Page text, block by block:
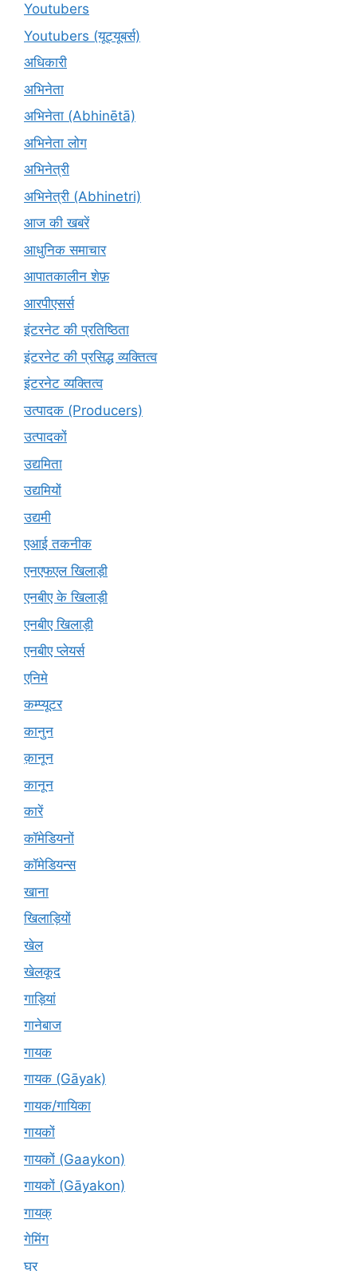
Youtubers
Youtubers (यूट्यूबर्स)
अधिकारी
अभिनेता
अभिनेता (Abhinētā)
अभिनेता लोग
अभिनेत्री
अभिनेत्री (Abhinetri)
आज की खबरें
आधुनिक समाचार
आपातकालीन शेफ़
आरपीएसर्स
इंटरनेट की प्रतिष्ठिता
इंटरनेट की प्रसिद्ध व्यक्तित्व
इंटरनेट व्यक्तित्व
उत्पादक (Producers)
उत्पादकों
उद्यमिता
उद्यमियों
उद्यमी
एआई तकनीक
एनएफएल खिलाड़ी
एनबीए के खिलाड़ी
एनबीए खिलाड़ी
एनबीए प्लेयर्स
एनिमे
कम्प्यूटर
कानुन
क़ानून
कानून
कारें
कॉमेडियनों
कॉमेडियन्स
खाना
खिलाड़ियों
खेल
खेलकूद
गाड़ियां
गानेबाज
गायक
गायक (Gāyak)
गायक/गायिका
गायकों
गायकों (Gaaykon)
गायकों (Gāyakon)
गायक्
गेमिंग
घर